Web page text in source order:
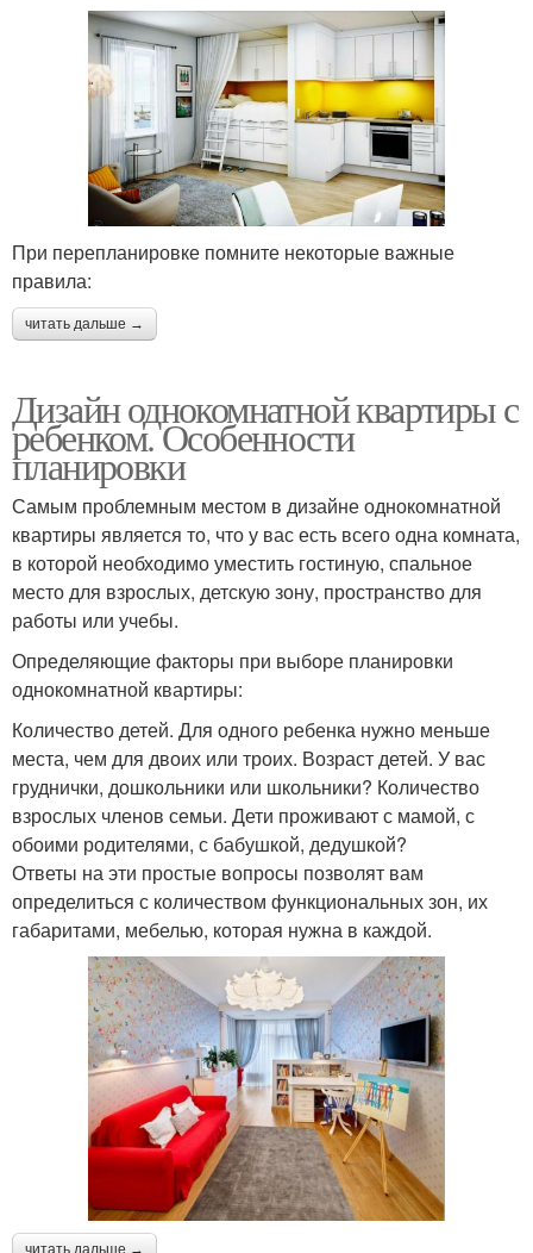
При перепланировке помните некоторые важные
правила:
читать дальше →
Дизайн однокомнатной квартиры с
ребенком. Особенности
планировки
Самым проблемным местом в дизайне однокомнатной
квартиры является то, что у вас есть всего одна комната,
в которой необходимо уместить гостиную, спальное
место для взрослых, детскую зону, пространство для
работы или учебы.
Определяющие факторы при выборе планировки
однокомнатной квартиры:
Количество детей. Для одного ребенка нужно меньше
места, чем для двоих или троих. Возраст детей. У вас
груднички, дошкольники или школьники? Количество
взрослых членов семьи. Дети проживают с мамой, с
обоими родителями, с бабушкой, дедушкой?
Ответы на эти простые вопросы позволят вам
определиться с количеством функциональных зон, их
габаритами, мебелью, которая нужна в каждой.
читать дальше →